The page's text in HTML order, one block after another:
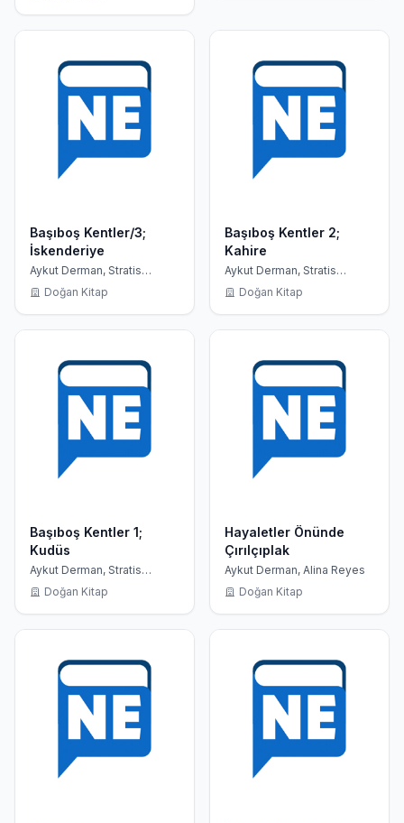
Başıboş Kentler/3;
İskenderiye
Aykut Derman, Stratis
Tsirkas
Doğan Kitap
Başıboş Kentler 2;
Kahire
Aykut Derman, Stratis
Tsirkas
Doğan Kitap
Başıboş Kentler 1;
Kudüs
Aykut Derman, Stratis
Tsirkas
Doğan Kitap
Hayaletler Önünde
Çırılçıplak
Aykut Derman, Alina Reyes
Doğan Kitap